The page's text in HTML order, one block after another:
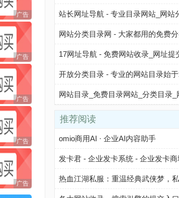
推荐阅读
omio商用AI · 企业AI内容助手